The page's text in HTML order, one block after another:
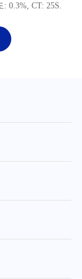
0.3%, CT: 25S.